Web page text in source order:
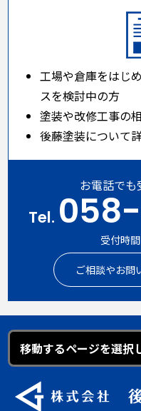
工場や倉庫をはじ
スを検討中の方
塗装や改修工事の
後藤塗装について
お電話で
Tel.
受付時
ご相談やお問